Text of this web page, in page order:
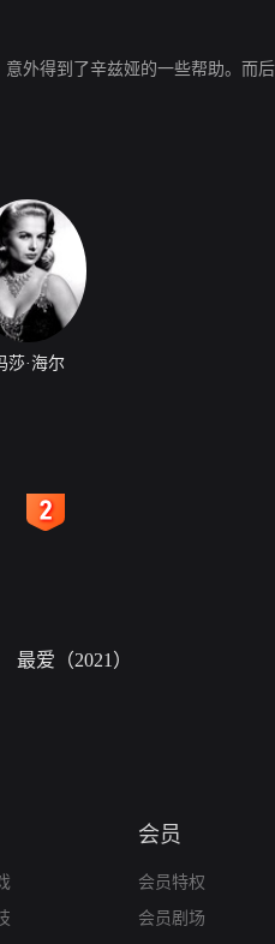
外得到了辛兹娅的一些帮助。而
莎·海尔
最爱（2021）
会员
会员特权
会员剧场